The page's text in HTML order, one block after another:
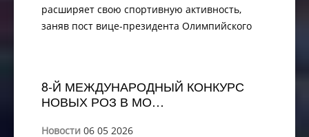
расширяет свою спортивную активность,
заняв пост вице-президента Олимпийского
8-Й МЕЖДУНАРОДНЫЙ КОНКУРС
НОВЫХ РОЗ В МО…
Новости 06 05 2026